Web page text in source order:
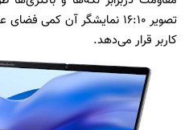
تصویر ۱۶:۱۰ نمایشگر آن کمی
کاربر قرار می‌دهد.